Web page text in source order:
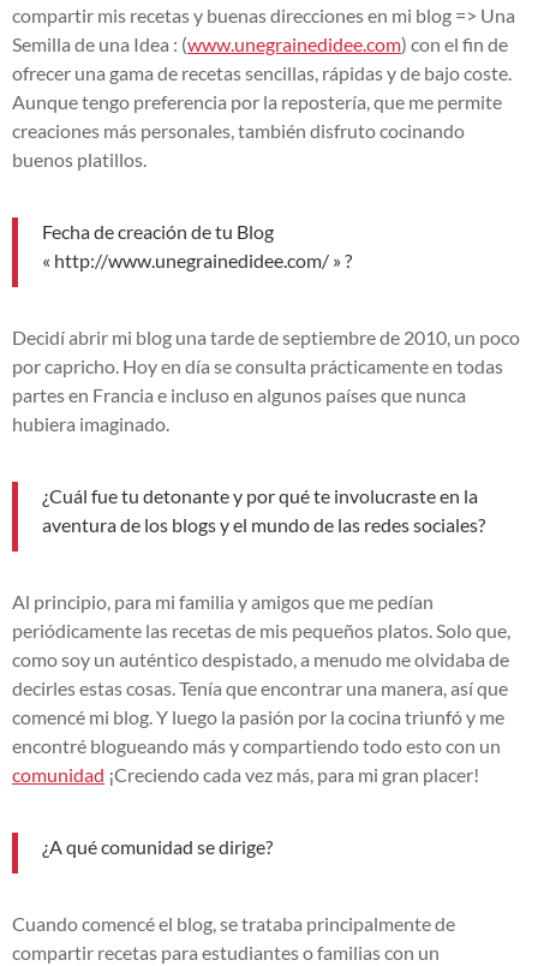
compartir mis recetas y buenas direcciones en mi blog => Una
Semilla de una Idea : (www.unegrainedidee.com) con el fin de
ofrecer una gama de recetas sencillas, rápidas y de bajo coste.
Aunque tengo preferencia por la repostería, que me permite
creaciones más personales, también disfruto cocinando
buenos platillos.
Fecha de creación de tu Blog
« http://www.unegrainedidee.com/ » ?
Decidí abrir mi blog una tarde de septiembre de 2010, un poco
por capricho. Hoy en día se consulta prácticamente en todas
partes en Francia e incluso en algunos países que nunca
hubiera imaginado.
¿Cuál fue tu detonante y por qué te involucraste en la
aventura de los blogs y el mundo de las redes sociales?
Al principio, para mi familia y amigos que me pedían
periódicamente las recetas de mis pequeños platos. Solo que,
como soy un auténtico despistado, a menudo me olvidaba de
decirles estas cosas. Tenía que encontrar una manera, así que
comencé mi blog. Y luego la pasión por la cocina triunfó y me
encontré blogueando más y compartiendo todo esto con un
comunidad ¡Creciendo cada vez más, para mi gran placer!
¿A qué comunidad se dirige?
Cuando comencé el blog, se trataba principalmente de
compartir recetas para estudiantes o familias con un